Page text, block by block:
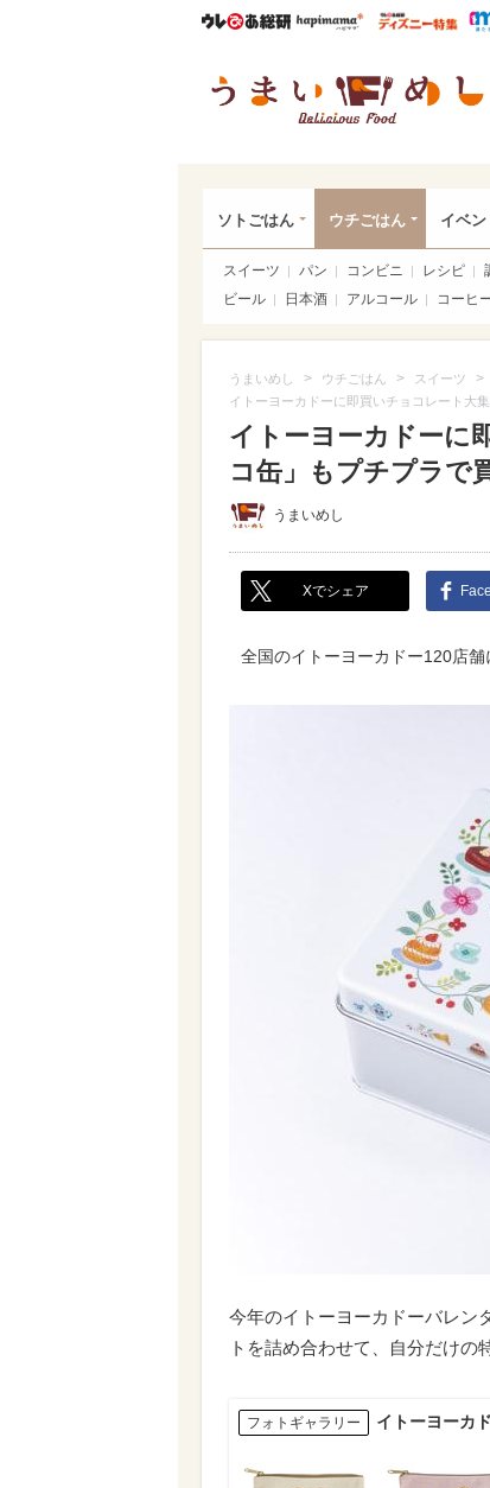
ウレぴあ総研ハピママ* ウ
ソトごはん ウチごはん イベ
スイーツ パン コンビニ レシピ
ビール
日本酒 アルコール コーヒ
うまいめし > ウチごはん > スイーツ >
イトーヨーカドーに即買いチョコレート大
イトーヨーカドーに
コ缶」もプチプラで
うまいめし
Xでシェア
全国のイトーヨーカドー120店舗
今年のイトーヨーカドーバレン
トを詰め合わせて、自分だけ
フォトギャラリー イトーヨーカ